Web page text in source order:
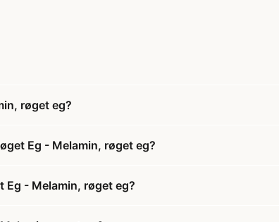
røget eg?
Eg - Melamin, røget eg?
- Melamin, røget eg?